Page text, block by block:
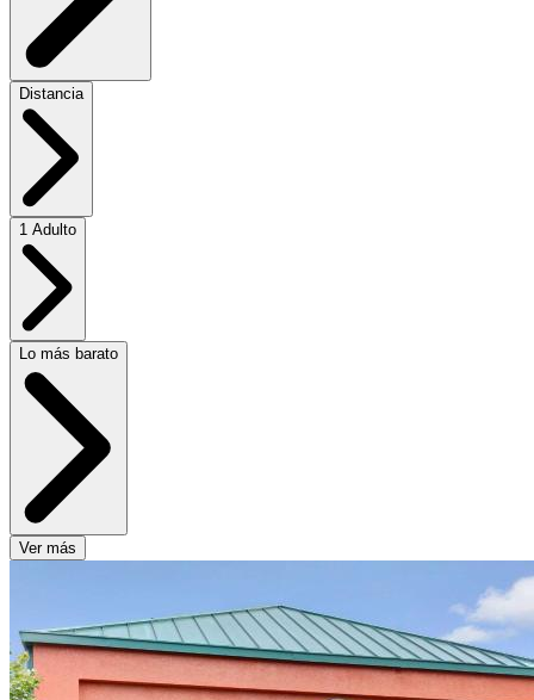
Distancia
1 Adulto
Lo más barato
Ver más